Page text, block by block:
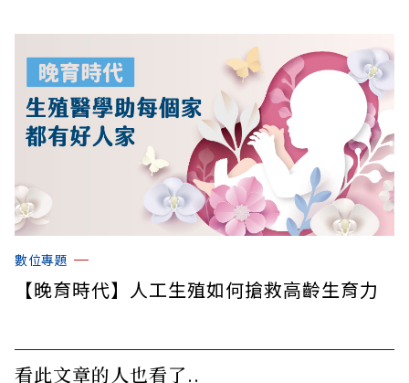
數位專題
【晚育時代】人工生殖如何搶救高齡生育力
看此文章的人也看了..